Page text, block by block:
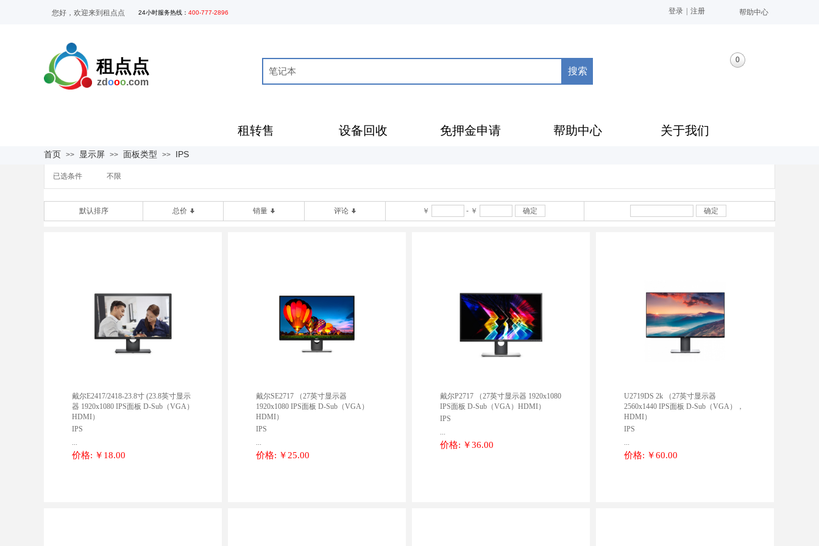
登录 注册
您好，欢迎来到租点点 帮助中心
24小时服务热线 ： 400-777-2896
租点点
zdooo.com
0
搜索
租转售 设备回收 免押金申请 帮助中心 关于我们
首页 >> 显示屏 >> 面板类型 >> IPS
已选条件 不限
默认排序 总价 销量 评论 ￥ - ￥ 确定 确定
戴尔E2417/2418-23.8寸 (23.8英寸显示
器 1920x1080 IPS面板 D-Sub（VGA）
HDMI）
IPS
...
价格: ￥18.00
戴尔SE2717 （27英寸显示器
1920x1080 IPS面板 D-Sub（VGA）
HDMI）
IPS
...
价格: ￥25.00
戴尔P2717 （27英寸显示器 1920x1080
IPS面板 D-Sub（VGA）HDMI）
IPS
...
价格: ￥36.00
U2719DS 2k （27英寸显示器
2560x1440 IPS面板 D-Sub（VGA），
HDMI）
IPS
...
价格: ￥60.00